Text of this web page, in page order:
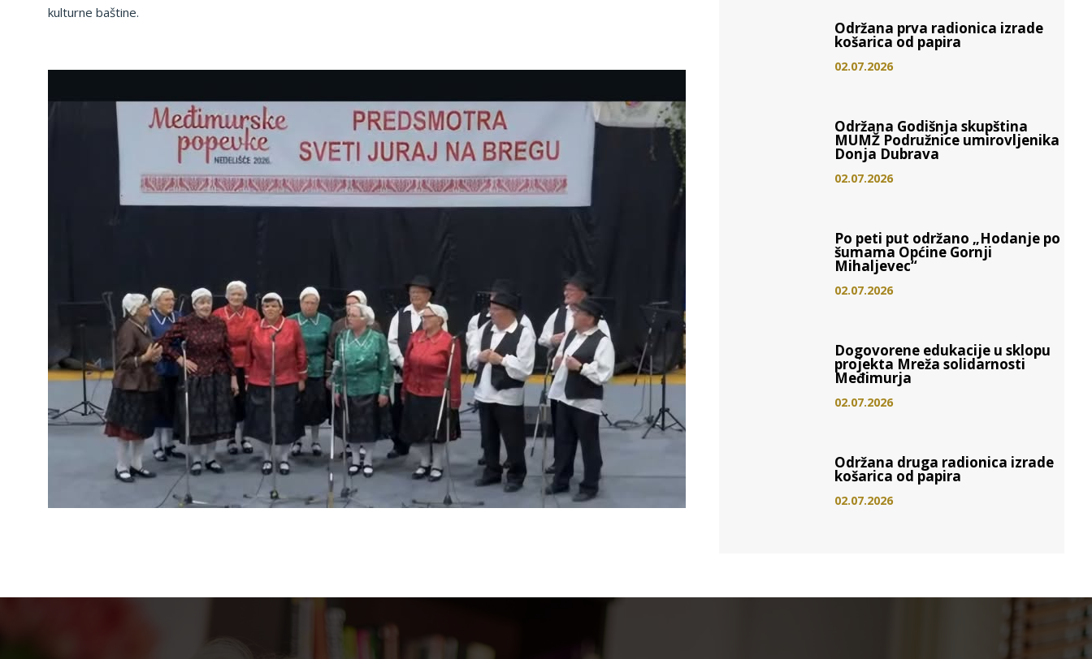
kulturne baštine.
Održana prva radionica izrade
košarica od papira
02.07.2026
Održana Godišnja skupština
MUMŽ Podružnice umirovljenika
Donja Dubrava
02.07.2026
Po peti put održano „Hodanje po
šumama Općine Gornji
Mihaljevec“
02.07.2026
Dogovorene edukacije u sklopu
projekta Mreža solidarnosti
Međimurja
02.07.2026
Održana druga radionica izrade
košarica od papira
02.07.2026